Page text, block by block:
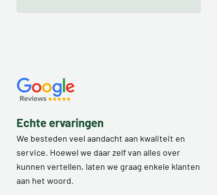
Echte ervaringen
We besteden veel aandacht aan kwaliteit en
service. Hoewel we daar zelf van alles over
kunnen vertellen, laten we graag enkele klanten
aan het woord.